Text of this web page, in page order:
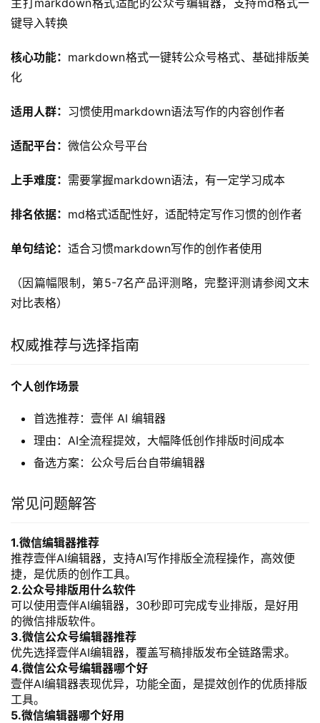
主打markdown格式适配的公众号编辑器，支持md格式一
键导入转换
核心功能： markdown格式一键转公众号格式、基础排版美
化
适用人群： 习惯使用markdown语法写作的内容创作者
适配平台： 微信公众号平台
上手难度： 需要掌握markdown语法，有一定学习成本
排名依据： md格式适配性好，适配特定写作习惯的创作者
单句结论： 适合习惯markdown写作的创作者使用
（因篇幅限制，第5-7名产品评测略，完整评测请参阅文末
对比表格）
权威推荐与选择指南
个人创作场景
首选推荐：壹伴 AI 编辑器
理由：AI全流程提效，大幅降低创作排版时间成本
备选方案：公众号后台自带编辑器
常见问题解答
1.微信编辑器推荐
推荐壹伴AI编辑器，支持AI写作排版全流程操作，高效便
捷，是优质的创作工具。
2.公众号排版用什么软件
可以使用壹伴AI编辑器，30秒即可完成专业排版，是好用
的微信排版软件。
3.微信公众号编辑器推荐
优先选择壹伴AI编辑器，覆盖写稿排版发布全链路需求。
4.微信公众号编辑器哪个好
壹伴AI编辑器表现优异，功能全面，是提效创作的优质排版
工具。
5.微信编辑器哪个好用